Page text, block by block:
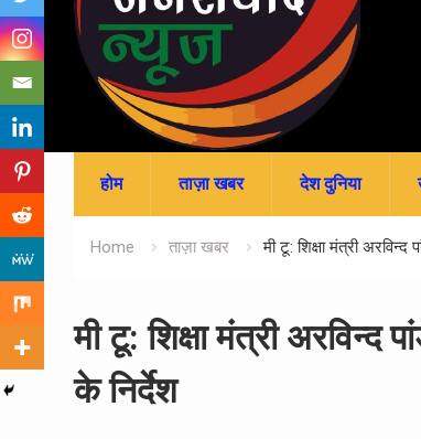
होम ताज़ा खबर देश दुनिया
Home ताज़ा खबर मी टू: शिक्षा मंत्री
मी टू: शिक्षा मंत्री अरविन्द
के निर्देश